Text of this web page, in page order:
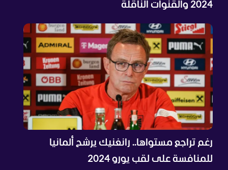
2024 والقنوات الناقلة
رغم تراجع مستواها.. رانغنيك يرشح ألمانيا
للمنافسة على لقب يورو 2024